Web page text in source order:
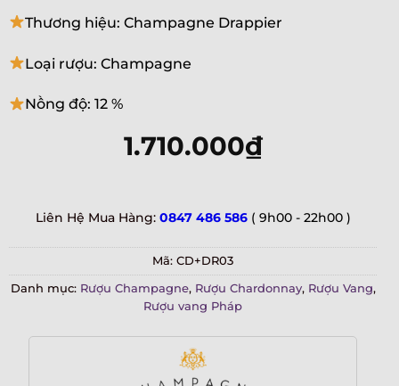
customer
Thương hiệu: Champagne Drappier
Loại rượu: Champagne
Nồng độ: 12 %
1.710.000₫
Liên Hệ Mua Hàng: 0847 486 586 ( 9h00 - 22h00 )
Mã: CD+DR03
Danh mục: Rượu Champagne, Rượu Chardonnay, Rượu Vang,
Rượu vang Pháp